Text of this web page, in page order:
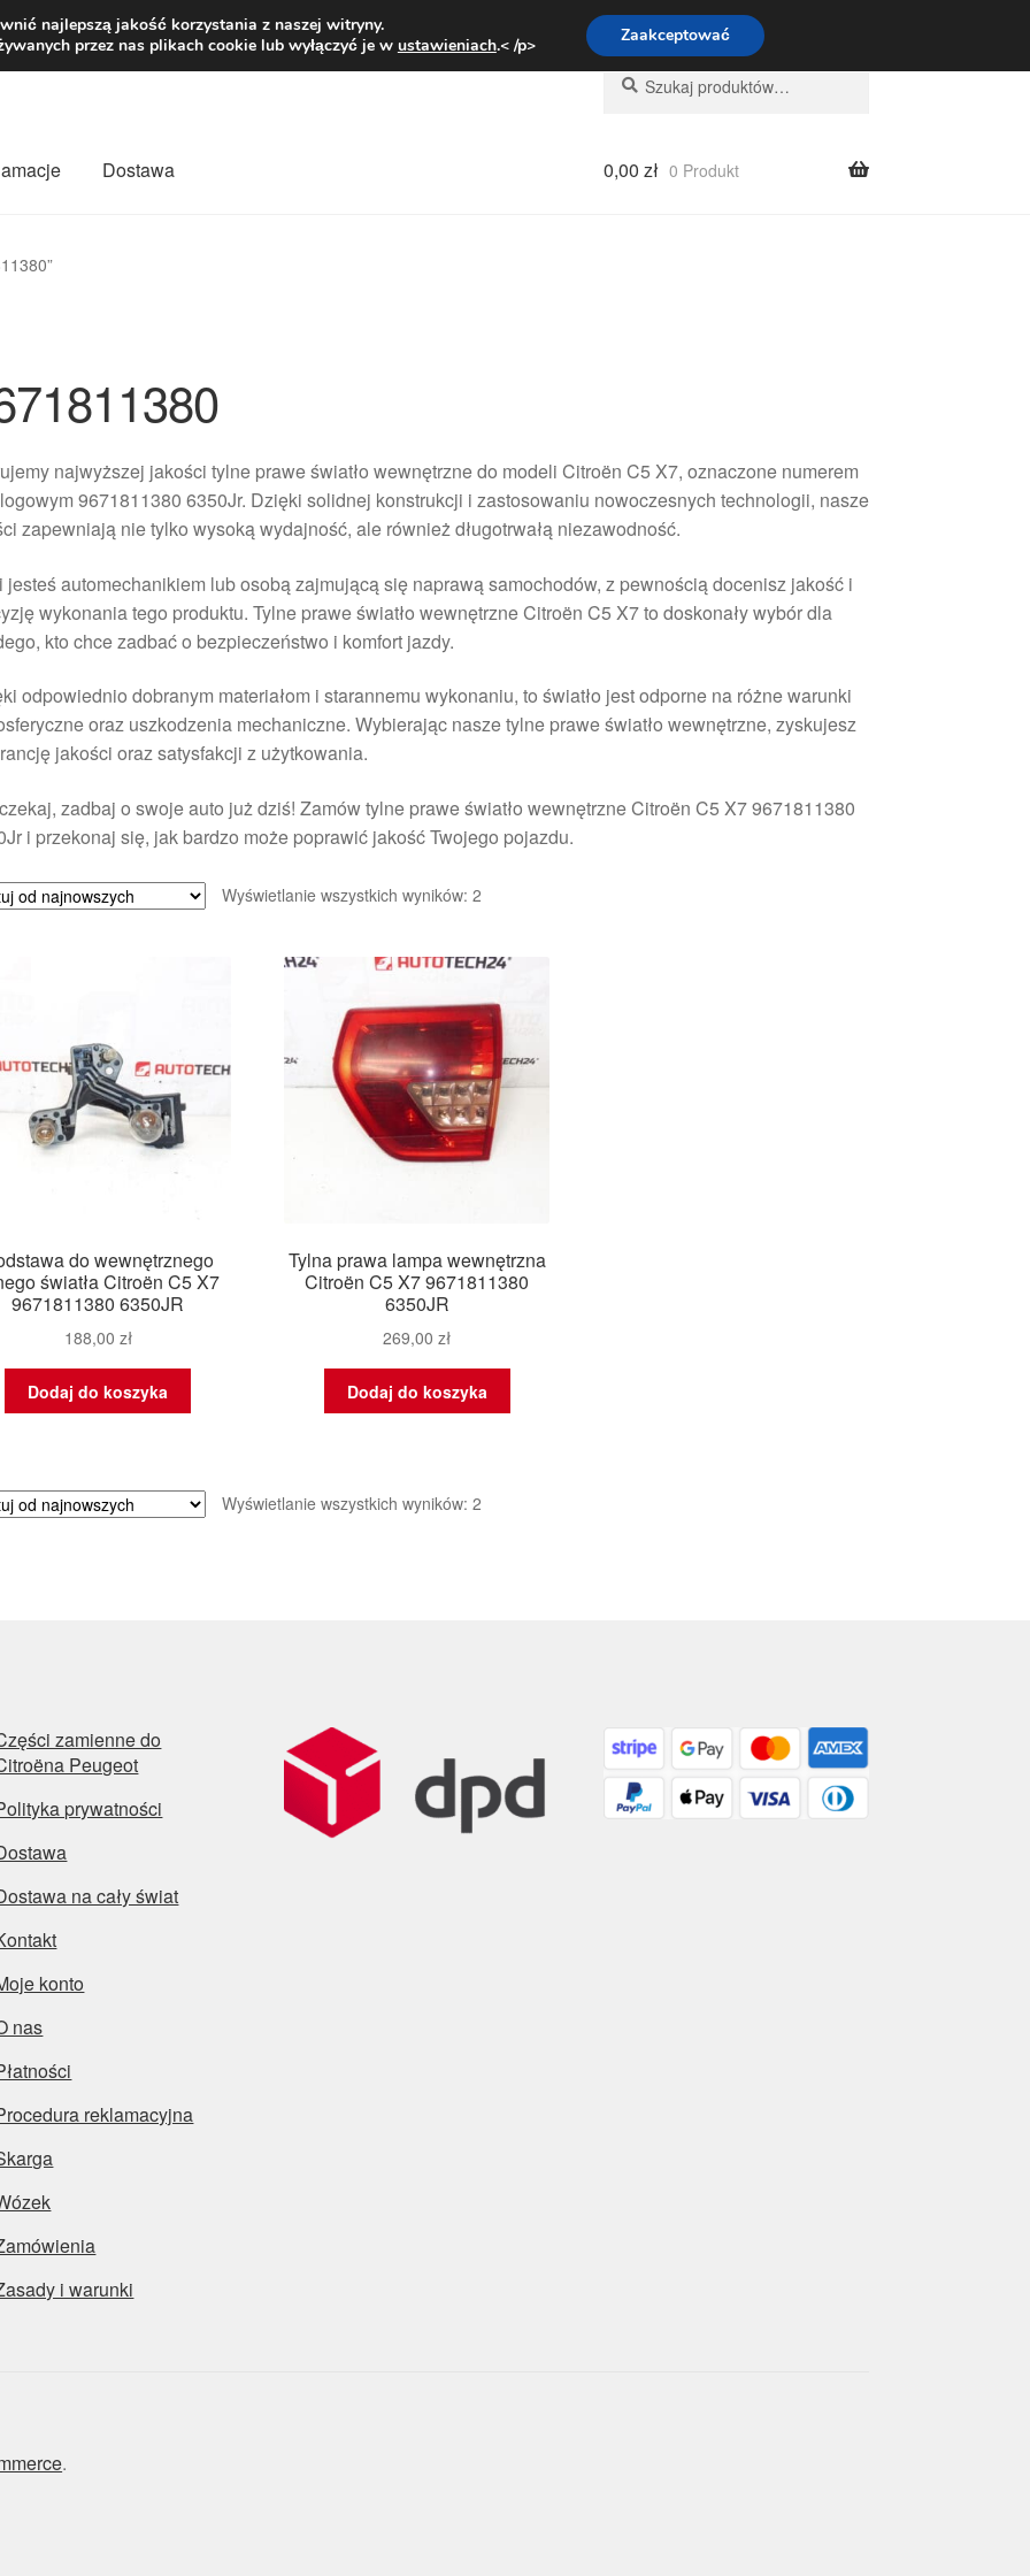
zł Pn.-pt. 9:00-16:00800 003 167
Szukaj:
Szukaj
Dostawa 0,00 zł 0 Produkt
najwyższej jakości tylne prawe światło wewnętrzne do modeli Citroën C5 X7, oznaczone numerem
9671811380 6350Jr. Dzięki solidnej konstrukcji i zastosowaniu nowoczesnych technologii, nasze
zapewniają nie tylko wysoką wydajność, ale również długotrwałą niezawodność.
jesteś automechanikiem lub osobą zajmującą się naprawą samochodów, z pewnością docenisz jakość i
wykonania tego produktu. Tylne prawe światło wewnętrzne Citroën C5 X7 to doskonały wybór dla
kto chce zadbać o bezpieczeństwo i komfort jazdy.
odpowiednio dobranym materiałom i starannemu wykonaniu, to światło jest odporne na różne warunki
oraz uszkodzenia mechaniczne. Wybierając nasze tylne prawe światło wewnętrzne, zyskujesz
jakości oraz satysfakcji z użytkowania.
zadbaj o swoje auto już dziś! Zamów tylne prawe światło wewnętrzne Citroën C5 X7 9671811380
i przekonaj się, jak bardzo może poprawić jakość Twojego pojazdu.
Wyświetlanie wszystkich wyników: 2Posortowane
do wewnętrznego
światła Citroën C5 X7
9671811380 6350JR
188,00 zł
Dodaj do koszyka
Tylna prawa lampa wewnętrzna
Citroën C5 X7 9671811380
6350JR
269,00zł
Dodaj do koszyka
Wyświetlanie wszystkich wyników: 2Posortowane
zamienne do
Peugeot
prywatności
na cały świat
konto
nas
reklamacyjna
i warunki
.
najlepszą jakość korzystania z naszej witryny.
przez nas plikach cookie lub wyłączyć je w ustawieniach.< /p> Zaakceptować